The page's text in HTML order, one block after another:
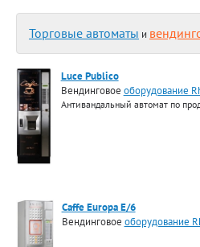
Торговые автоматы и
Luce Publico
Вендинговое оборудование
Антивандальный автомат по
Caffe Europa E/6
Вендинговое оборудование